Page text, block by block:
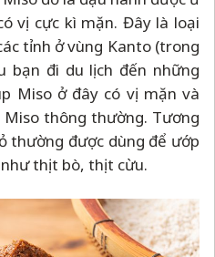
vị cực kì mặn. Đây là loại
tỉnh ở vùng Kanto (trong
bạn đi du lịch đến những
Miso ở đây có vị mặn và
thông thường. Tương
thường được dùng để ướp
thịt bò, thịt cừu.